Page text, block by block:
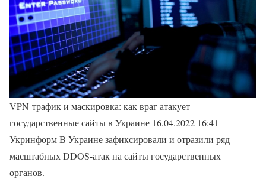
VPN-трафик и маскировка: как враг атакует
государственные сайты в Украине 16.04.2022 16:41
Укринформ В Украине зафиксировали и отразили ряд
масштабных DDOS-атак на сайты государственных
органов.